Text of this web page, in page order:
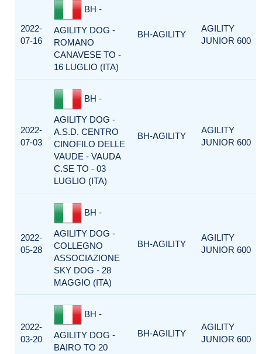
2022-
07-16
BH -
AGILITY DOG -
ROMANO
CANAVESE TO -
16 LUGLIO (ITA)
BH-AGILITY
AGILITY
JUNIOR 600
2022-
07-03
BH -
AGILITY DOG -
A.S.D. CENTRO
CINOFILO DELLE
VAUDE - VAUDA
C.SE TO - 03
LUGLIO (ITA)
BH-AGILITY
AGILITY
JUNIOR 600
2022-
05-28
BH -
AGILITY DOG -
COLLEGNO
ASSOCIAZIONE
SKY DOG - 28
MAGGIO (ITA)
BH-AGILITY
AGILITY
JUNIOR 600
2022-
03-20
BH -
AGILITY DOG -
BAIRO TO 20
BH-AGILITY
AGILITY
JUNIOR 600